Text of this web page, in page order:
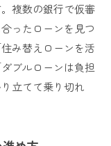
複数の銀行で仮審
ったローンを見つ
み替えローンを活
ブルローンは負担
立てて乗り切れ